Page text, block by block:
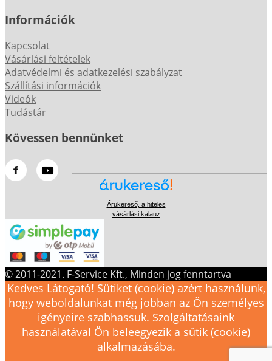
Információk
Kapcsolat
Vásárlási feltételek
Adatvédelmi és adatkezelési szabályzat
Szállítási információk
Videók
Tudástár
Kövessen bennünket
Árukereső, a hiteles
vásárlási kalauz
© 2011-2021. F-Service Kft., Minden jog fenntartva
Kedves Látogató! Sütiket (cookie) azért használunk,
hogy weboldalunkat még jobban az Ön személyes
igényeire szabhassuk. Szolgáltatásaink
használatával Ön beleegyezik a sütik (cookie)
alkalmazásába.